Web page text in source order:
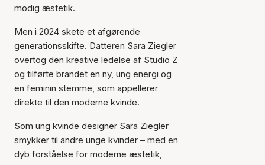
modig æstetik.
Men i 2024 skete et afgørende
generationsskifte. Datteren Sara Ziegler
overtog den kreative ledelse af Studio Z
og tilførte brandet en ny, ung energi og
en feminin stemme, som appellerer
direkte til den moderne kvinde.
Som ung kvinde designer Sara Ziegler
smykker til andre unge kvinder – med en
dyb forståelse for moderne æstetik,